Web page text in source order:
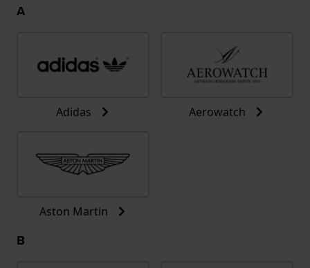
A
Adidas Aerowatch
Aston Martin
B